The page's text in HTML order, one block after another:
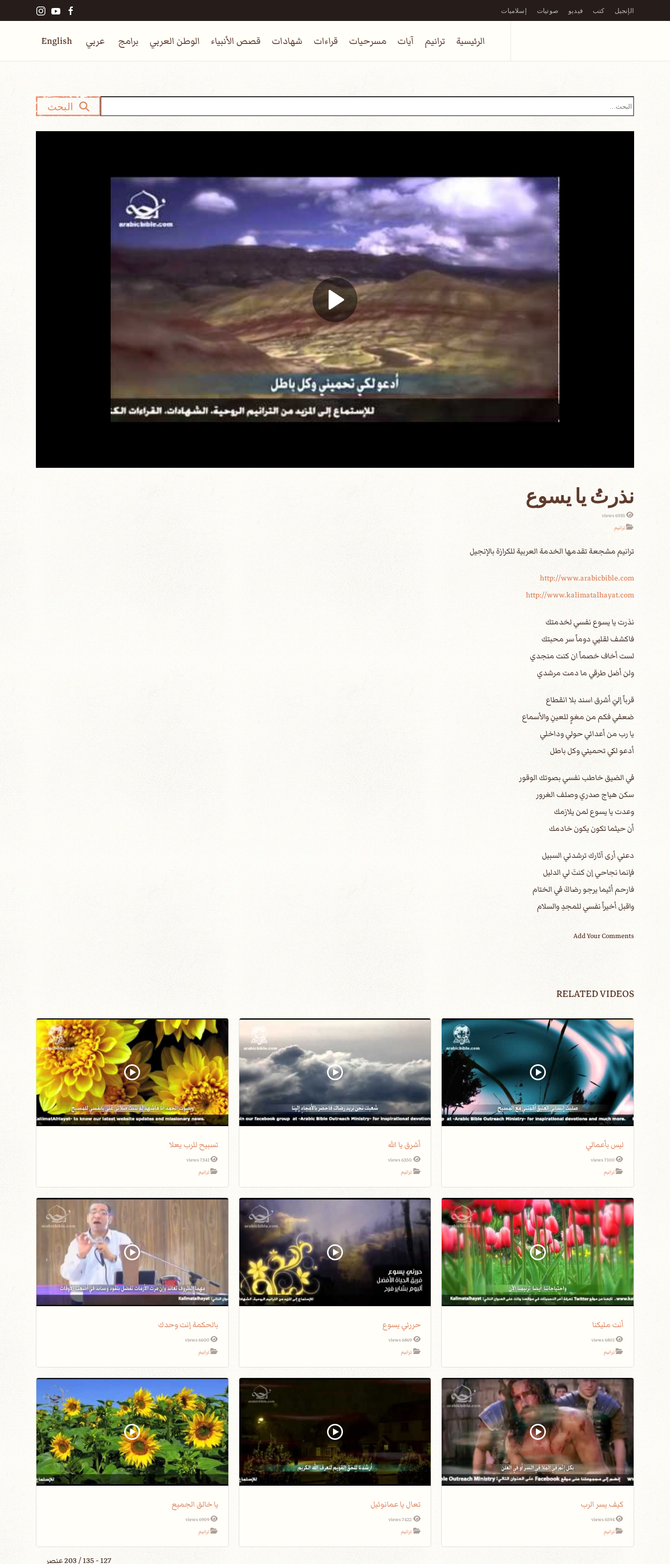
Skip to main content
الإنجيل كتب فيديو صوتيات إسلاميات
الرئيسية ترانيم آيات مسرحيات قراءات شهادات قصص الأنبياء الوطن العربي برامج عربي English
البحث
نذرتُ يا يسوع
6935 views
ترانيم
http://www.arabicbible.com
http://www.kalimatalhayat.com
نذرت يا يسوع نفسي لخدمتك
فاكشف لقلبي دوماً سر محبتك
لست أخاف خصماً ان كنت منجدي
ولن أضل طرقي ما دمت مرشدي
قرباً إليَ أشرق اسند بلا انقطاع
ضعفي فكم من مغوٍ للعينِ والأسماع
يا رب من أعدائي حولي وداخلي
أدعو لكي تحميني وكل باطل
في الضيق خاطب نفسي بصوتك الوقور
سكن هياج صدري وصلف الغرور
وعدت يا يسوع لمن يلازمك
أن حيثما تكون يكون خادمك
دعني أرى آثارك ترشدني السبيل
فإنما نجاحي إن كنتَ لي الدليل
فارحم أثيما يرجو رضاكَ في الختام
واقبل أخيراً نفسي للمجدِ والسلام
Add Your Comments
RELATED VIDEOS
ليس بأعمالي
7100 views
ترانيم
أشرق يا الله
ترانيم
تسبيح للرب يعلا
7341 views
ترانيم
أنت مليكنا
6801 views
ترانيم
حررني يسوع
ترانيم
بالحكمة إنت وحدك
6600 views
ترانيم
كيف يسر الرب
6594 views
ترانيم
تعال يا عمانوئيل
ترانيم
يا خالق الجميع
6909 views
ترانيم
127 - 135 / 203 عنصر